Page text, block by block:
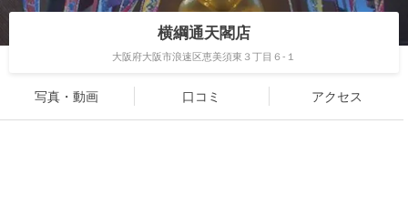
横綱通天閣店
大阪府大阪市浪速区恵美須東３丁目６-１
写真・動画 口コミ アクセス